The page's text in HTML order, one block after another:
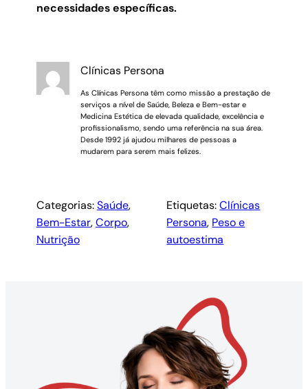
necessidades específicas.
Clínicas Persona
As Clínicas Persona têm como missão a prestação de
serviços a nível de Saúde, Beleza e Bem-estar e
Medicina Estética de elevada qualidade, excelência e
profissionalismo, sendo uma referência na sua área.
Desde 1992 já ajudou milhares de pessoas a
mudarem para serem mais felizes.
Categorias:Saúde,
Bem-Estar, Corpo,
Nutrição
Etiquetas:Clínicas
Persona, Peso e
autoestima